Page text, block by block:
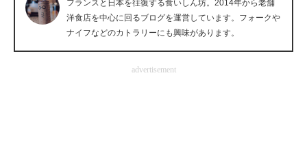
AI活用のいまが分かる
フランスと日本を往復する食いしん坊。2014年から老舗
洋食店を中心に回るブログを運営しています。フォークや
ナイフなどのカトラリーにも興味があります。
advertisement